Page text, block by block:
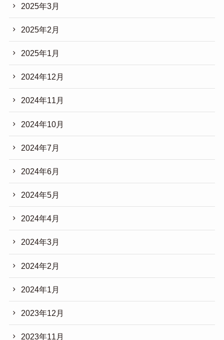
2025年3月
2025年2月
2025年1月
2024年12月
2024年11月
2024年10月
2024年7月
2024年6月
2024年5月
2024年4月
2024年3月
2024年2月
2024年1月
2023年12月
2023年11月